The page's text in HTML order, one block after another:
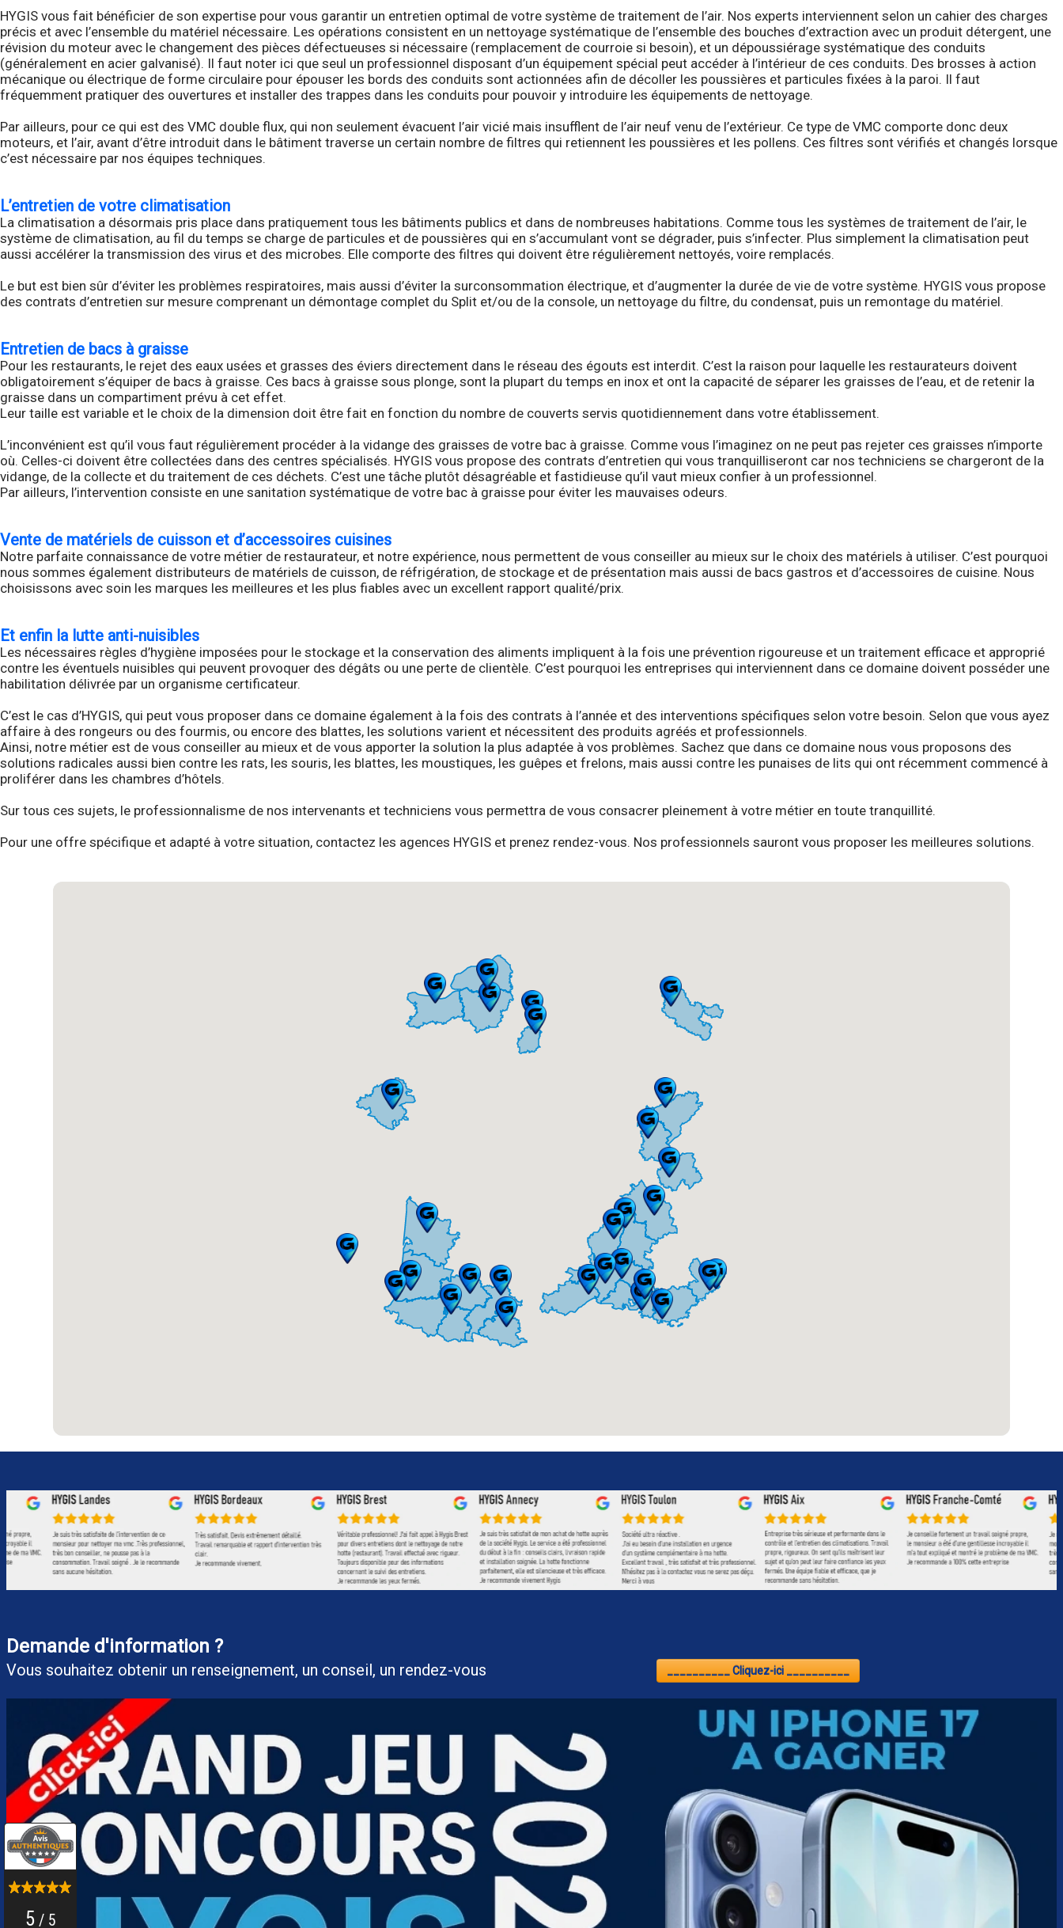
HYGIS vous fait bénéficier de son expertise pour vous garantir un entretien optimal de votre système de traitement de l’air. Nos experts interviennent selon un cahier des charges
précis et avec l’ensemble du matériel nécessaire. Les opérations consistent en un nettoyage systématique de l’ensemble des bouches d’extraction avec un produit détergent, une
révision du moteur avec le changement des pièces défectueuses si nécessaire (remplacement de courroie si besoin), et un dépoussiérage systématique des conduits
(généralement en acier galvanisé). Il faut noter ici que seul un professionnel disposant d’un équipement spécial peut accéder à l’intérieur de ces conduits. Des brosses à action
mécanique ou électrique de forme circulaire pour épouser les bords des conduits sont actionnées afin de décoller les poussières et particules fixées à la paroi. Il faut
fréquemment pratiquer des ouvertures et installer des trappes dans les conduits pour pouvoir y introduire les équipements de nettoyage.
Par ailleurs, pour ce qui est des VMC double flux, qui non seulement évacuent l’air vicié mais insufflent de l’air neuf venu de l’extérieur. Ce type de VMC comporte donc deux
moteurs, et l’air, avant d’être introduit dans le bâtiment traverse un certain nombre de filtres qui retiennent les poussières et les pollens. Ces filtres sont vérifiés et changés lorsque
c’est nécessaire par nos équipes techniques.
L’entretien de votre climatisation
La climatisation a désormais pris place dans pratiquement tous les bâtiments publics et dans de nombreuses habitations. Comme tous les systèmes de traitement de l’air, le
système de climatisation, au fil du temps se charge de particules et de poussières qui en s’accumulant vont se dégrader, puis s’infecter. Plus simplement la climatisation peut
aussi accélérer la transmission des virus et des microbes. Elle comporte des filtres qui doivent être régulièrement nettoyés, voire remplacés.
Le but est bien sûr d’éviter les problèmes respiratoires, mais aussi d’éviter la surconsommation électrique, et d’augmenter la durée de vie de votre système. HYGIS vous propose
des contrats d’entretien sur mesure comprenant un démontage complet du Split et/ou de la console, un nettoyage du filtre, du condensat, puis un remontage du matériel.
Entretien de bacs à graisse
Pour les restaurants, le rejet des eaux usées et grasses des éviers directement dans le réseau des égouts est interdit. C’est la raison pour laquelle les restaurateurs doivent
obligatoirement s’équiper de bacs à graisse. Ces bacs à graisse sous plonge, sont la plupart du temps en inox et ont la capacité de séparer les graisses de l’eau, et de retenir la
graisse dans un compartiment prévu à cet effet.
Leur taille est variable et le choix de la dimension doit être fait en fonction du nombre de couverts servis quotidiennement dans votre établissement.
L’inconvénient est qu’il vous faut régulièrement procéder à la vidange des graisses de votre bac à graisse. Comme vous l’imaginez on ne peut pas rejeter ces graisses n’importe
où. Celles-ci doivent être collectées dans des centres spécialisés. HYGIS vous propose des contrats d’entretien qui vous tranquilliseront car nos techniciens se chargeront de la
vidange, de la collecte et du traitement de ces déchets. C’est une tâche plutôt désagréable et fastidieuse qu’il vaut mieux confier à un professionnel.
Par ailleurs, l’intervention consiste en une sanitation systématique de votre bac à graisse pour éviter les mauvaises odeurs.
Vente de matériels de cuisson et d’accessoires cuisines
Notre parfaite connaissance de votre métier de restaurateur, et notre expérience, nous permettent de vous conseiller au mieux sur le choix des matériels à utiliser. C’est pourquoi
nous sommes également distributeurs de matériels de cuisson, de réfrigération, de stockage et de présentation mais aussi de bacs gastros et d’accessoires de cuisine. Nous
choisissons avec soin les marques les meilleures et les plus fiables avec un excellent rapport qualité/prix.
Et enfin la lutte anti-nuisibles
Les nécessaires règles d’hygiène imposées pour le stockage et la conservation des aliments impliquent à la fois une prévention rigoureuse et un traitement efficace et approprié
contre les éventuels nuisibles qui peuvent provoquer des dégâts ou une perte de clientèle. C’est pourquoi les entreprises qui interviennent dans ce domaine doivent posséder une
habilitation délivrée par un organisme certificateur.
C’est le cas d’HYGIS, qui peut vous proposer dans ce domaine également à la fois des contrats à l’année et des interventions spécifiques selon votre besoin. Selon que vous ayez
affaire à des rongeurs ou des fourmis, ou encore des blattes, les solutions varient et nécessitent des produits agréés et professionnels.
Ainsi, notre métier est de vous conseiller au mieux et de vous apporter la solution la plus adaptée à vos problèmes. Sachez que dans ce domaine nous vous proposons des
solutions radicales aussi bien contre les rats, les souris, les blattes, les moustiques, les guêpes et frelons, mais aussi contre les punaises de lits qui ont récemment commencé à
proliférer dans les chambres d’hôtels.
Sur tous ces sujets, le professionnalisme de nos intervenants et techniciens vous permettra de vous consacrer pleinement à votre métier en toute tranquillité.
Pour une offre spécifique et adapté à votre situation, contactez les agences HYGIS et prenez rendez-vous. Nos professionnels sauront vous proposer les meilleures solutions.
Demande d'information ?
Vous souhaitez obtenir un renseignement, un conseil, un rendez-vous __________ Cliquez-ici __________